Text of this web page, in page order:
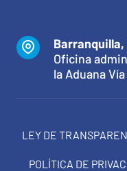
Oficina
la Aduana
LEY DE
POLÍTICA DE